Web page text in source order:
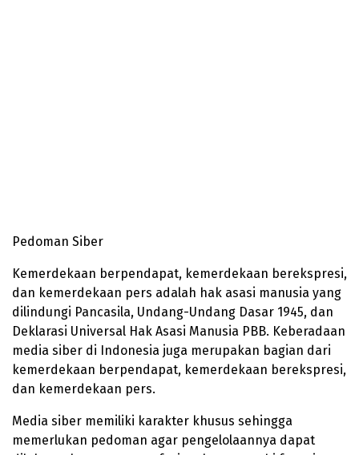
Pedoman Siber
Kemerdekaan berpendapat, kemerdekaan berekspresi,
dan kemerdekaan pers adalah hak asasi manusia yang
dilindungi Pancasila, Undang-Undang Dasar 1945, dan
Deklarasi Universal Hak Asasi Manusia PBB. Keberadaan
media siber di Indonesia juga merupakan bagian dari
kemerdekaan berpendapat, kemerdekaan berekspresi,
dan kemerdekaan pers.
Media siber memiliki karakter khusus sehingga
memerlukan pedoman agar pengelolaannya dapat